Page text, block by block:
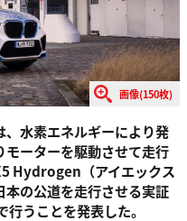
画像(150枚)
水素エネルギーにより発
ーターを駆動させて走行
Hydrogen（アイエックス
の公道を走行させる実証
うことを発表した。